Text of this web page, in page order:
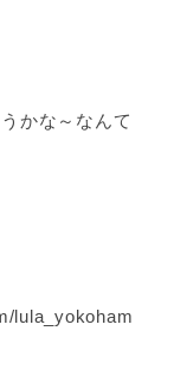
かな～なんて
lula_yokoham